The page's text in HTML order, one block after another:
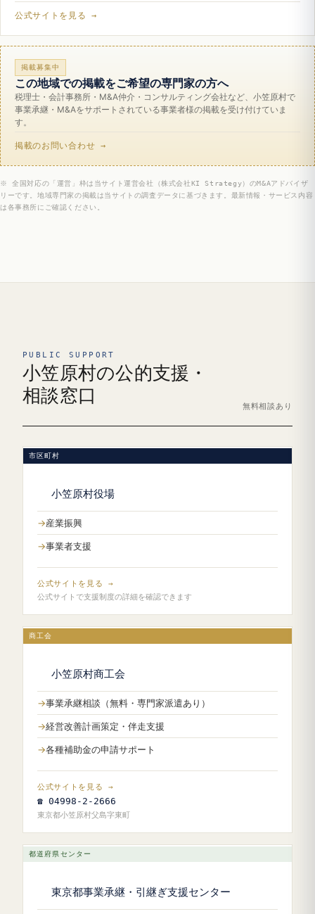
公式サイトを見る →
掲載募集中
この地域での掲載をご希望の専門家の方へ
税理士・会計事務所・M&A仲介・コンサルティング会社など、小笠原村で
事業承継・M&Aをサポートされている事業者様の掲載を受け付けていま
す。
掲載のお問い合わせ →
※ 全国対応の「運営」枠は当サイト運営会社（株式会社KI Strategy）のM&Aアドバイザ
リーです。地域専門家の掲載は当サイトの調査データに基づきます。最新情報・サービス内容
は各事務所にご確認ください。
PUBLIC SUPPORT
小笠原村の公的支援・
相談窓口
無料相談あり
市区町村
小笠原村役場
産業振興
事業者支援
公式サイトを見る →
公式サイトで支援制度の詳細を確認できます
商工会
小笠原村商工会
事業承継相談（無料・専門家派遣あり）
経営改善計画策定・伴走支援
各種補助金の申請サポート
公式サイトを見る →
☎ 04998-2-2666
東京都小笠原村父島字東町
都道府県センター
東京都事業承継・引継ぎ支援センター